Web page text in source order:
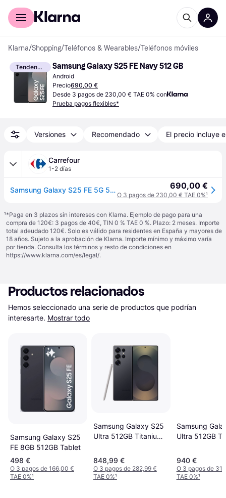
Comprar con Klarna
Klarna/Shopping/Teléfonos & Wearables/Teléfonos móviles
Tendencia Samsung Galaxy S25 FE Navy 512 GB
Android
Precio690,00 €
Desde 3 pagos de 230,00 € TAE 0% con
Prueba pagos flexibles*
Versiones Recomendado El precio incluye
Carrefour
1-2 días
Samsung Galaxy S25 FE 5G 512 GB + 8GB RAM - Negro Intenso 690,00 €
O 3 pagos de 230,00 € TAE 0%¹
¹*Paga en 3 plazos sin intereses con Klarna. Ejemplo de pago para una
compra de 120€: 3 pagos de 40€, TIN 0 % TAE 0 %. Plazo: 2 meses. Importe
total adeudado 120€. Solo es válido para residentes en España y mayores de
18 años. Sujeto a la aprobación de Klarna. Importe mínimo y máximo varía
por tienda. Consulta los términos y resto de condiciones en
https://www.klarna.com/es/legal/.
Productos relacionados
Hemos seleccionado una serie de productos que podrían
interesarte. Mostrar todo
Samsung Galaxy S25
FE 8GB 512GB Tablet
498 €
O 3 pagos de 166,00 €
TAE 0%¹
Samsung Galaxy S25
Ultra 512GB Titanium
848,99 €
O 3 pagos de 282,99 €
TAE 0%¹
Samsung
Ultra 512GB
940 €
O 3 pagos de
TAE 0%¹